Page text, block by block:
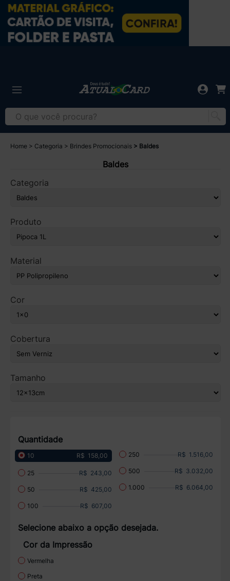
Home Categoria Brindes Promocionais Baldes
Baldes
Categoria
Produto
Material
Cor
Cobertura
Tamanho
Quantidade
10 R$ 158,00
25 R$ 243,00
50 R$ 425,00
100 R$ 607,00
250 R$ 1.516,00
500 R$ 3.032,00
1.000 R$ 6.064,00
Selecione abaixo a opção desejada.
Cor da Impressão
Vermelha
Preta